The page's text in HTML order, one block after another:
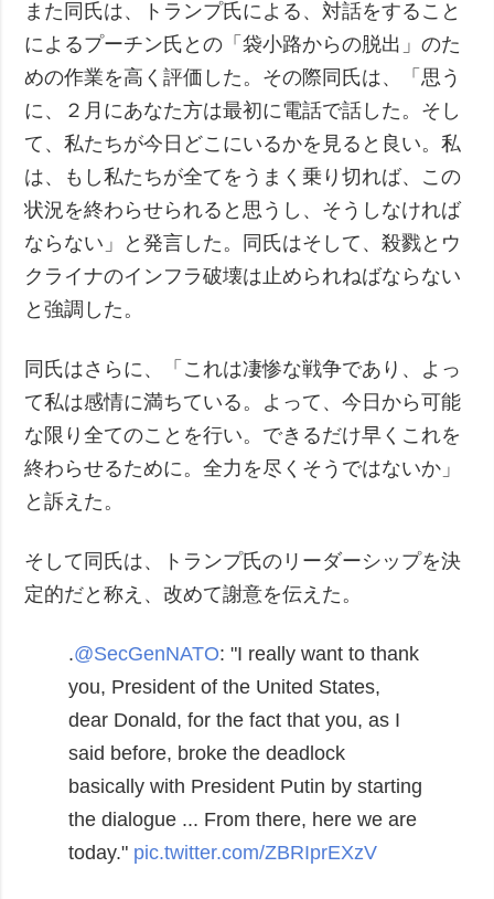
また同氏は、トランプ氏による、対話をすること
によるプーチン氏との「袋小路からの脱出」のた
めの作業を高く評価した。その際同氏は、「思う
に、２月にあなた方は最初に電話で話した。そし
て、私たちが今日どこにいるかを見ると良い。私
は、もし私たちが全てをうまく乗り切れば、この
状況を終わらせられると思うし、そうしなければ
ならない」と発言した。同氏はそして、殺戮とウ
クライナのインフラ破壊は止められねばならない
と強調した。
同氏はさらに、「これは凄惨な戦争であり、よっ
て私は感情に満ちている。よって、今日から可能
な限り全てのことを行い。できるだけ早くこれを
終わらせるために。全力を尽くそうではないか」
と訴えた。
そして同氏は、トランプ氏のリーダーシップを決
定的だと称え、改めて謝意を伝えた。
.@SecGenNATO: "I really want to thank
you, President of the United States,
dear Donald, for the fact that you, as I
said before, broke the deadlock
basically with President Putin by starting
the dialogue ... From there, here we are
today." pic.twitter.com/ZBRIprEXzV